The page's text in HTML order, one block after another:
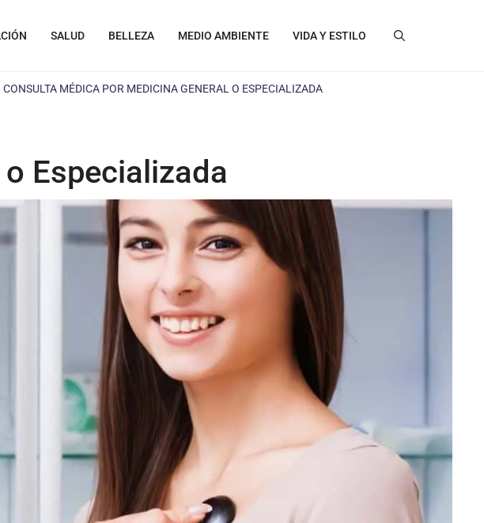
SALUD BELLEZA MEDIO AMBIENTE VIDA Y ESTILO
CONSULTA MÉDICA POR MEDICINA GENERAL O ESPECIALIZADA
Especializada